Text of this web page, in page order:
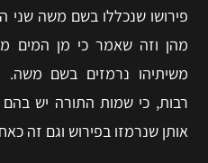
פירושו שנכללו בשם משה שני
מהן וזה שאמר כי מן המים
משיתיהו נרמזים בשם משה.
רבות, כי שמות התורה יש בהם
אותן שנרמזו בפירוש וגם זה